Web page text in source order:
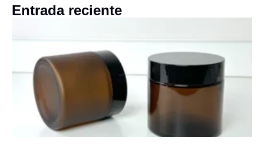
Entrada reciente